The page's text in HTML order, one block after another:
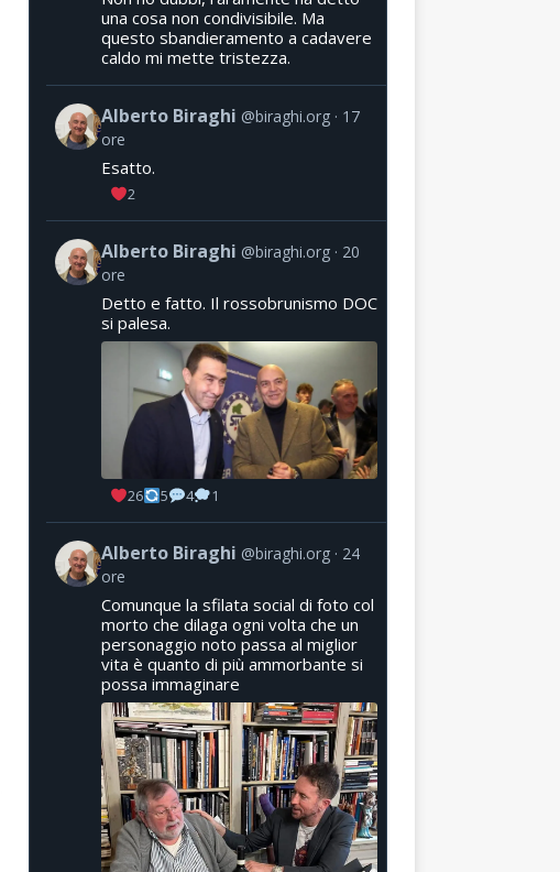
una cosa non condivisibile. Ma
questo sbandieramento a cadavere
caldo mi mette tristezza.
Alberto Biraghi @biraghi.org
17
ore
Esatto.
2
Alberto Biraghi @biraghi.org
20
ore
Detto e fatto. Il rossobrunismo DOC
si palesa.
26 5 4 1
Alberto Biraghi @biraghi.org
24
ore
Comunque la sfilata social di foto col
morto che dilaga ogni volta che un
personaggio noto passa al miglior
vita è quanto di più ammorbante si
possa immaginare